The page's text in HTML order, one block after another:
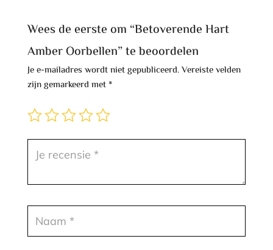
Wees de eerste om “Betoverende Hart
Amber Oorbellen” te beoordelen
Je e-mailadres wordt niet gepubliceerd.Vereiste velden
zijn gemarkeerd met*